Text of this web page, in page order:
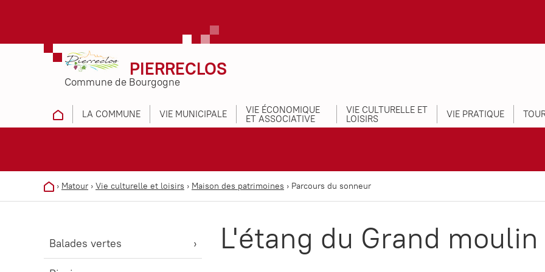
PIERRECLOS
Commune de Bourgogne
LA COMMUNE VIE MUNICIPALE VIE ÉCONOMIQUE
ET ASSOCIATIVE
VIE CULTURELLE ET
LOISIRS VIE PRATIQUE
› Matour › Vie culturelle et loisirs › Maison des patrimoines › Parcours du sonneur
Balades vertes L'étang du Grand moulin